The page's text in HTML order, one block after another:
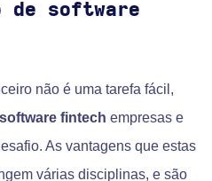
de software
não é uma tarefa fácil,
fintech empresas e
As vantagens que estas
várias disciplinas, e são